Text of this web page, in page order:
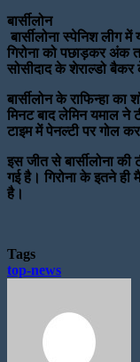
बार्सीलोन
बार्सीलोना स्पेनिश लीग
गिरोना को पछाड़कर अंक
सोसीदाद के शेराल्डो
बार्सीलोन के राफिन्हा
मिनट बाद लेमिन यमाल ने
टाइम में पेनल्टी पर गोल
इस जीत से बार्सीलोना
गई है। गिरोना के इतने ही
है।
Tags
top-news